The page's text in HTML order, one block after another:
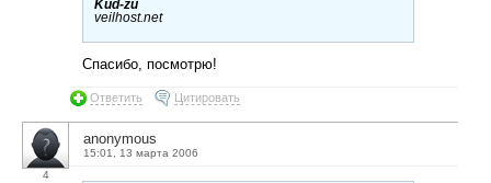
Kud-zu
veilhost.net
Спасибо, посмотрю!
Ответить Цитировать
4
anonymous
15:01, 13 марта 2006